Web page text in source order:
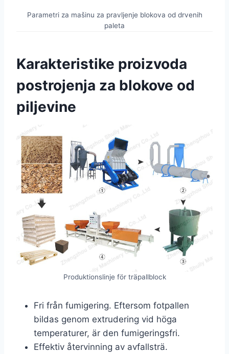
Parametri za mašinu za pravljenje blokova od drvenih
paleta
Karakteristike proizvoda
postrojenja za blokove od
piljevine
Produktionslinje för träpallblock
Fri från fumigering. Eftersom fotpallen
bildas genom extrudering vid höga
temperaturer, är den fumigeringsfri.
Effektiv återvinning av avfallsträ.